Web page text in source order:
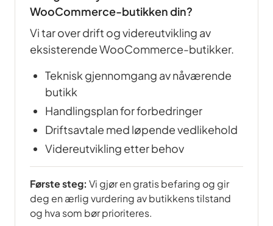
WooCommerce-butikken din?
Vi tar over drift og videreutvikling av
eksisterende WooCommerce-butikker.
Teknisk gjennomgang av nåværende
butikk
Handlingsplan for forbedringer
Driftsavtale med løpende vedlikehold
Videreutvikling etter behov
Første steg: Vi gjør en gratis befaring og gir
deg en ærlig vurdering av butikkens tilstand
og hva som bør prioriteres.